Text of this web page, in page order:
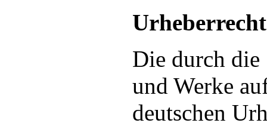
Urheberrecht
Die durch die
und Werke
deutschen